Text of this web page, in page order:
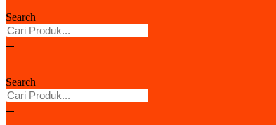
Search
Search